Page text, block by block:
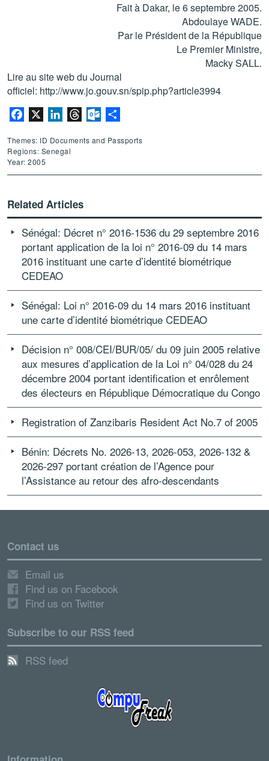
Fait à Dakar, le 6 septembre 2005.
Abdoulaye WADE.
Par le Président de la République
Le Premier Ministre,
Macky SALL.
Lire au site web du Journal
officiel: http://www.jo.gouv.sn/spip.php?article3994
Facebook
LinkedInThreadsOutlook.com
Themes: ID Documents and Passports
Regions: Senegal
Year: 2005
Related Articles
Sénégal: Décret n° 2016-1536 du 29 septembre 2016
portant application de la loi n° 2016-09 du 14 mars
2016 instituant une carte d’identité biométrique
CEDEAO
Sénégal: Loi n° 2016-09 du 14 mars 2016 instituant
une carte d’identité biométrique CEDEAO
Décision n° 008/CEI/BUR/05/ du 09 juin 2005 relative
aux mesures d’application de la Loi n° 04/028 du 24
décembre 2004 portant identification et enrôlement
des électeurs en République Démocratique du Congo
Registration of Zanzibaris Resident Act No.7 of 2005
Bénin: Décrets No. 2026-13, 2026-053, 2026-132 &
2026-297 portant création de l’Agence pour
l’Assistance au retour des afro-descendants
Contact us
Email us
Find us on Facebook
Find us on Twitter
Subscribe to our RSS feed
RSS feed